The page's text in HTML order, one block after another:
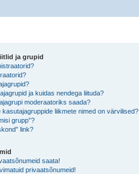
ja grupid
ja kuidas nendega liituda?
moderaatoriks saada?
kasutajagruppide liikmete nimed on värvilised?
grupp”?
link?
saata!
privaatsõnumeid!